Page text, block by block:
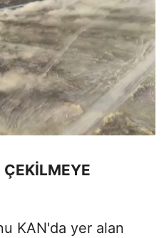
ÇEKİLMEYE
KAN'da yer alan